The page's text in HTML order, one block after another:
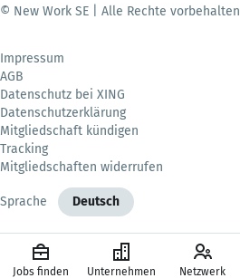
© New Work SE | Alle Rechte vorbehalten
Impressum
AGB
Datenschutz bei XING
Datenschutzerklärung
Mitgliedschaft kündigen
Tracking
Mitgliedschaften widerrufen
Sprache Deutsch
Jobs finden Unternehmen Netzwerk